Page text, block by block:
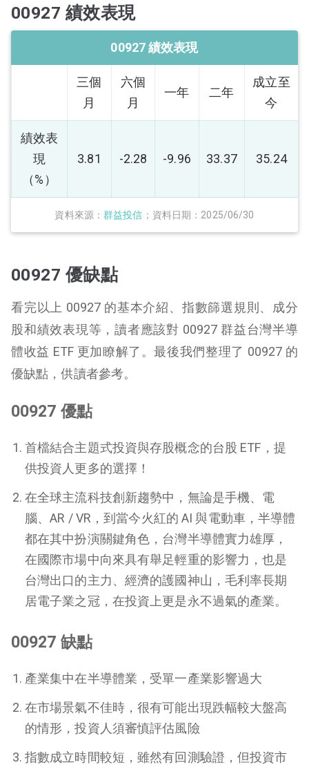
00927 績效表現
資料來源：群益投信 ；資料日期：2025/06/30
00927 績效表現
三個
月
六個
月
一年 二年
成立至
今
績效表
現
（%）
3.81 -2.28 -9.96 33.37 35.24
00927 優缺點
看完以上 00927 的基本介紹、指數篩選規則、成分
股和績效表現等，讀者應該對 00927 群益台灣半導
體收益 ETF 更加瞭解了。最後我們整理了 00927 的
優缺點，供讀者參考。
00927 優點
首檔結合主題式投資與存股概念的台股 ETF，提
供投資人更多的選擇！
在全球主流科技創新趨勢中，無論是手機、電
腦、AR / VR，到當今火紅的 AI 與電動車，半導體
都在其中扮演關鍵角色，台灣半導體實力雄厚，
在國際市場中向來具有舉足輕重的影響力，也是
台灣出口的主力、經濟的護國神山，毛利率長期
居電子業之冠，在投資上更是永不過氣的產業。
00927 缺點
產業集中在半導體業，受單一產業影響過大
在市場景氣不佳時，很有可能出現跌幅較大盤高
的情形，投資人須審慎評估風險
指數成立時間較短，雖然有回測驗證，但投資市